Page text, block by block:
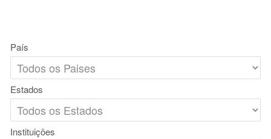
País
Estados
Instituições